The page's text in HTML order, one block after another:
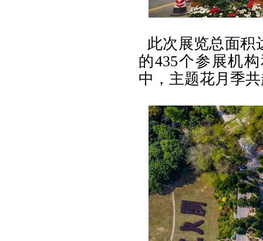
此次展览总面积
的435个参展机
中，主题花月季